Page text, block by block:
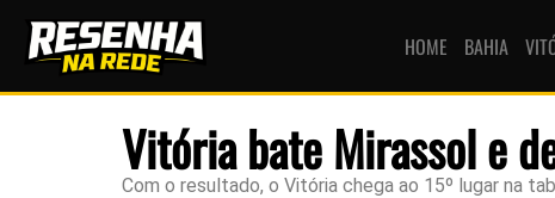
HOME BAHIA
Vitória bate Mirassol e
Com o resultado, o Vitória chega ao 15º lugar na